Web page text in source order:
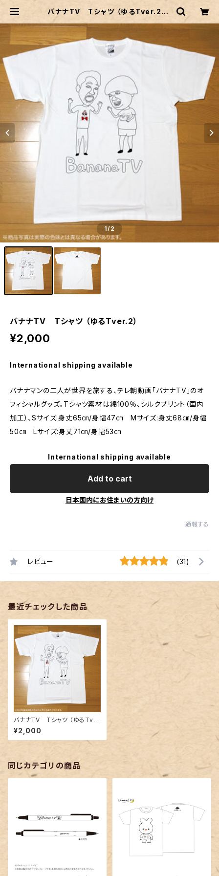
バナナTV Tシャツ （ゆるTver.2） |
1/2
バナナTV Tシャツ （ゆるTver.2）
¥2,000
International shipping available
バナナマンの二人が世界を旅する、テレ朝動画「バナナTV」のオ
フィシャルグッズ。Tシャツ素材は綿100％、シルクプリント（国内
加工）、Sサイズ:身丈65㎝/身幅47㎝ Mサイズ:身丈68㎝/身幅
50㎝ Lサイズ:身丈71㎝/身幅53㎝
International shipping available
Add to cart
日本国内にお住まいの方向け
通報する
レビュー (31)
最近チェックした商品
バナナTV Tシャツ （ゆるTve
r.2）
¥2,000
同じカテゴリの商品